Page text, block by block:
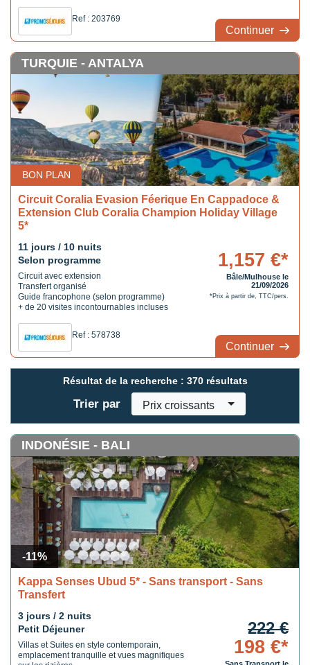
Ref : 203769
Continuer
BON PLAN
TURQUIE - ANTALYA
Circuit Coralia Evasion Féerique En Cappadoce &
Extension Club Coralia Champion Holiday Village
5*
11 jours / 10 nuits
Selon programme
Circuit avec extension
Transfert organisé
Guide francophone (selon programme)
+ de 20 visites incontournables incluses
Ref : 578738
1,157 €*
Bâle/Mulhouse le
21/09/2026
*Prix à partir de, TTC/pers.
Continuer
Résultat de la recherche : 370 résultats
Trier par Prix croissants
-11%
INDONÉSIE - BALI
Kappa Senses Ubud 5* - Sans transport - Sans
Transfert
3 jours / 2 nuits
Petit Déjeuner
Villas et Suites en style contemporain,
emplacement tranquille et vues magnifiques
222 €
198 €*